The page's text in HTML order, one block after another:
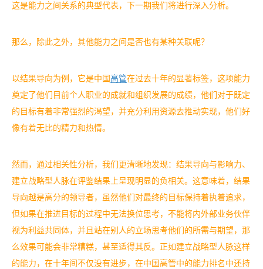
这是能力之间关系的典型代表，下一期我们将进行深入分析。
那么，除此之外，其他能力之间是否也有某种关联呢？
以结果导向为例，它是中国 高管在过去十年的显著标签，这项能力
奠定了他们目前个人职业的成就和组织发展的成绩，他们对于既定
的目标有着非常强烈的渴望，并充分利用资源去推动实现，他们好
像有着无比的精力和热情。
然而，通过相关性分析，我们更清晰地发现：结果导向与影响力、
建立战略型人脉在评鉴结果上呈现明显的负相关。这意味着，结果
导向越是高分的领导者，虽然他们对最终的目标保持着执着追求，
但如果在推进目标的过程中无法换位思考，不能将内外部业务伙伴
视为利益共同体，并且站在别人的立场思考他们的所需与期望，那
么效果可能会非常糟糕，甚至适得其反。正如建立战略型人脉这样
的能力，在十年间不仅没有进步，在中国高管中的能力排名中还持